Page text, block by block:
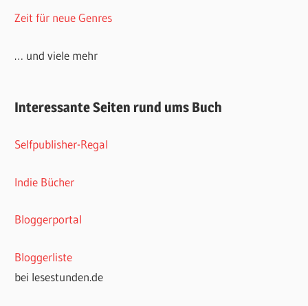
Zeit für neue Genres
… und viele mehr
Interessante Seiten rund ums Buch
Selfpublisher-Regal
Indie Bücher
Bloggerportal
Bloggerliste
bei lesestunden.de